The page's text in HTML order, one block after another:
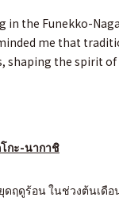
in the Funekko-
me that
shaping the spirit
กะ-นากาชิ
ฤดูร้อน ในช่วงต้นเดื